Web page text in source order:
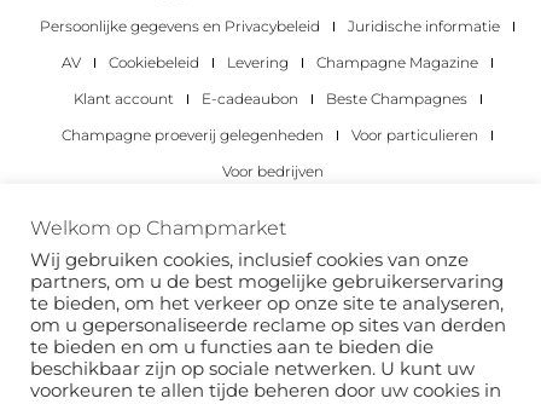
Persoonlijke gegevens en Privacybeleid
Juridische informatie
AV
Cookiebeleid Levering
Champagne Magazine
Klant account
E-cadeaubon
Beste Champagnes
Champagne proeverij gelegenheden
Voor particulieren
Voor bedrijven
Copyright 2022 © alle rechten voorbehouden.
Welkom op Champmarket
Wij gebruiken cookies, inclusief cookies van onze
partners, om u de best mogelijke gebruikerservaring
te bieden, om het verkeer op onze site te analyseren,
om u gepersonaliseerde reclame op sites van derden
te bieden en om u functies aan te bieden die
beschikbaar zijn op sociale netwerken. U kunt uw
voorkeuren te allen tijde beheren door uw cookies in